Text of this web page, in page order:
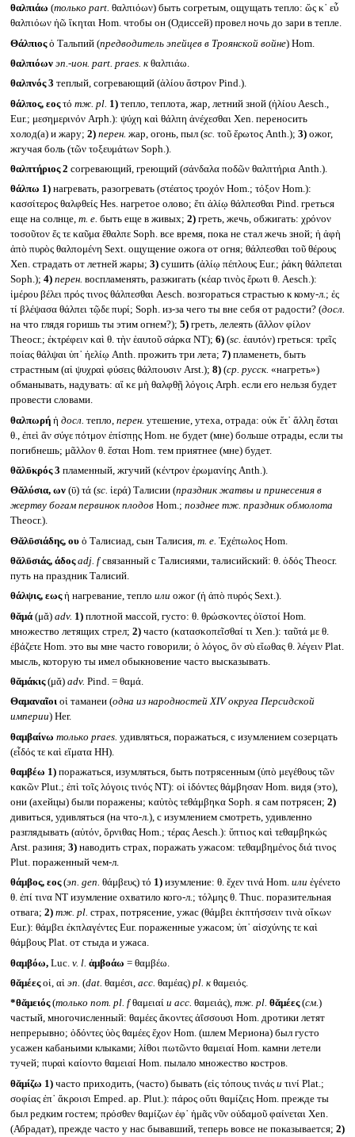
θαλπιάω (только part. θαλπιόων) быть согретым, ощущать тепло: ὥς κ᾽ εὖ
θαλπιόων ἠῶ ἵκηται Hom. чтобы он (Одиссей) провел ночь до зари в тепле.
Θάλπιοςὁ Тальпий (предводитель эпейцев в Троянской войне) Hom.
θαλπιόων эп.-ион. part. praes. кθαλπιάω.
θαλπνός 3 теплый, согревающий (ἁλίου ἄστρον Pind.).
θάλπος, εοςτό тж. pl. 1)тепло, теплота, жар, летний зной (ἡλίου Aesch.,
Eur.; μεσημερινόν Arph.): ψύχη καὶ θάλπη ἀνέχεσθαι Xen. переносить
холод(а) и жару; 2) перен. жар, огонь, пыл (sc. τοῦ ἔρωτος Anth.); 3)ожог,
жгучая боль (τῶν τοξευμάτων Soph.).
θαλπτήριος 2 согревающий, греющий (σάνδαλα ποδῶν θαλπτήρια Anth.).
θάλπω 1)нагревать, разогревать (στέατος τροχόν Hom.; τόξον Hom.):
κασσίτερος θαλφθείς Hes. нагретое олово; ἔτι ἁλίῳ θάλπεσθαι Pind. греться
еще на солнце, т. е. быть еще в живых; 2)греть, жечь, обжигать: χρόνον
τοσοῦτον ἔς τε καῦμα ἔθαλπε Soph. все время, пока не стал жечь зной; ἡ ἁφὴ
ἀπὸ πυρὸς θαλπομένη Sext. ощущение ожога от огня; θάλπεσθαι τοῦ θέρους
Xen. страдать от летней жары; 3)сушить (ἁλίῳ πέπλους Eur.; ῥάκη θάλπεται
Soph.); 4) перен. воспламенять, разжигать (κέαρ τινὸς ἔρωτι θ. Aesch.):
ἱμέρου βέλει πρός τινος θάλπεσθαι Aesch. возгораться страстью к кому-л.; ἐς
τί βλέψασα θάλπει τῷδε πυρί; Soph. из-за чего ты вне себя от радости? (досл.
на что глядя горишь ты этим огнем?); 5)греть, лелеять (ἄλλον φίλον
Theocr.; ἐκτρέφειν καὶ θ. τὴν ἑαυτοῦ σάρκα NT); 6)(sc. ἑαυτόν) греться: τρεῖς
ποίας θάλψαι ὑπ᾽ ἠελίῳ Anth. прожить три лета; 7)пламенеть, быть
страстным (αἱ ψυχραὶ φύσεις θάλπουσιν Arst.); 8)(ср. русск. «нагреть»)
обманывать, надувать: αἴ κε μὴ θαλφθῇ λόγοις Arph. если его нельзя будет
провести словами.
θαλπωρή ἡ досл. тепло, перен. утешение, утеха, отрада: οὐκ ἔτ᾽ ἄλλη ἔσται
θ., ἐπεὶ ἂν σύγε πότμον ἐπίσπῃς Hom. не будет (мне) больше отрады, если ты
погибнешь; μᾶλλον θ. ἔσται Hom. тем приятнее (мне) будет.
θᾰλῡκρός 3 пламенный, жгучий (κέντρον ἐρωμανίης Anth.).
Θᾰλύσια, ων(ῡ) τά (sc. ἱερά) Талисии (праздник жатвы и принесения в
жертву богам первинок плодовHom.; позднее тж. праздник обмолота
Theocr.).
Θᾰλῡσιάδης, ουὁ Талисиад, сын Талисия, т. е. Ἐχέπωλος Hom.
θᾰλῡσιάς, άδοςadj. fсвязанный с Талисиями, талисийский: θ. ὁδός Theocr.
путь на праздник Талисий.
θάλψις, εωςἡ нагревание, тепло или ожог (ἡ ἀπὸ πυρός Sext.).
θᾰμά(μᾰ) adv. 1)плотной массой, густо: θ. θρώσκοντες ὀϊστοί Hom.
множество летящих стрел; 2)часто (κατασκοπεῖσθαί τι Xen.): ταῦτά με θ.
ἐβάζετε Hom. это вы мне часто говорили; ὁ λόγος, ὃν σὺ εἴωθας θ. λέγειν Plat.
мысль, которую ты имел обыкновение часто высказывать.
θᾰμάκις(μᾰ) adv. Pind. = θαμά.
Θαμαναῖοι οἱ таманеи (одна из народностей XIV округа Персидской
империи) Her.
θαμβαίνω только praes. удивляться, поражаться, с изумлением созерцать
(εἶδός τε καὶ εἵματα HH).
θαμβέω 1)поражаться, изумляться, быть потрясенным (ὑπὸ μεγέθους τῶν
κακῶν Plut.; ἐπὶ τοῖς λόγοις τινός NT): οἱ ἰδόντες θάμβησαν Hom. видя (это),
они (ахейцы) были поражены; καὐτὸς τεθάμβηκα Soph. я сам потрясен; 2)
дивиться, удивляться (на что-л.), с изумлением смотреть, удивленно
разглядывать (αὐτόν, ὄρνιθας Hom.; τέρας Aesch.): ὕπτιος καὶ τεθαμβηκώς
Arst. разиня; 3)наводить страх, поражать ужасом: τεθαμβημένος διά τινος
Plut. пораженный чем-л.
θάμβος, εος(эп. gen. θάμβευς) τό 1)изумление: θ. ἔχεν τινά Hom. или ἐγένετο
θ. ἐπί τινα NT изумление охватило кого-л.; τόλμης θ. Thuc. поразительная
отвага; 2) тж. pl. страх, потрясение, ужас (θάμβει ἐκπτήσσειν τινὰ οἴκων
Eur.): θάμβει ἐκπλαγέντες Eur. пораженные ужасом; ὑπ᾽ αἰσχύνης τε καὶ
θάμβους Plat. от стыда и ужаса.
θαμβόω,Luc. v. l. ἀμβοάω = θαμβέω.
θᾰμέεςοἱ, αἱ эп. (dat. θαμέσι, acc. θαμέας) pl. кθαμειός.
*θᾰμειός(только nom. pl. fθαμειαί и acc. θαμειάς),тж. pl. θᾰμέες(см.)
частый, многочисленный: θαμέες ἄκοντες ἀΐσσουσι Hom. дротики летят
непрерывно; ὀδόντες ὑὸς θαμέες ἔχον Hom. (шлем Мериона) был густо
усажен кабаньими клыками; λίθοι πωτῶντο θαμειαί Hom. камни летели
тучей; πυραὶ καίοντο θαμειαί Hom. пылало множество костров.
θᾰμίζω 1)часто приходить, (часто) бывать (εἰς τόπους τινάς и τινί Plat.;
σοφίας ἐπ᾽ ἄκροισι Emped. ap. Plut.): πάρος οὔτι θαμίζεις Hom. прежде ты
был редким гостем; πρόσθεν θαμίζων ἐφ᾽ ἡμᾶς νῦν οὐδαμοῦ φαίνεται Xen.
(Абрадат), прежде часто у нас бывавший, теперь вовсе не показывается; 2)